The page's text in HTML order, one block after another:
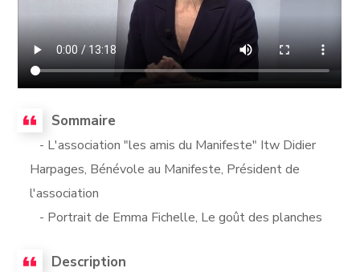
Sommaire
- L'association "les amis du Manifeste" Itw Didier
Harpages, Bénévole au Manifeste, Président de
l'association
- Portrait de Emma Fichelle, Le goût des planches
Description